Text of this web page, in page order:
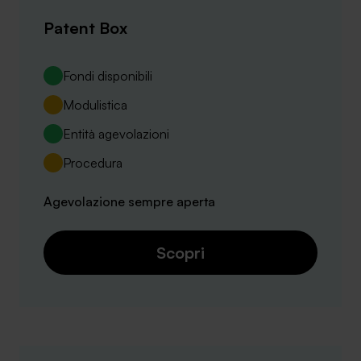
Patent Box
Fondi disponibili
Modulistica
Entità agevolazioni
Procedura
Agevolazione sempre aperta
Scopri